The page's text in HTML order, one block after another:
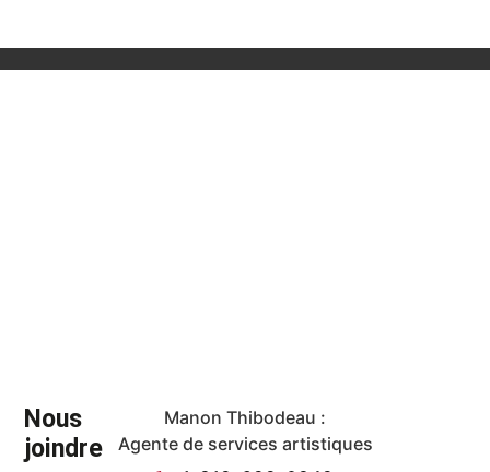
Nous
joindre
Manon Thibodeau :
Agente de services artistiques